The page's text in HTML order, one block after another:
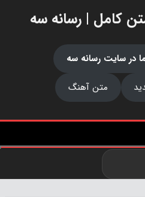
کامل | رسانه سه
سایت رسانه سه
متن آهنگ